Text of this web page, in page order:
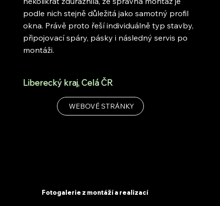
podle nich stejně důležitá jako samotný profil
okna. Právě proto řeší individuálně typ stavby,
připojovací spáry, pásky i následný servis po
montáži.
Liberecký kraj, Celá ČR
WEBOVÉ STRÁNKY
Fotogalerie z montáží a realizací